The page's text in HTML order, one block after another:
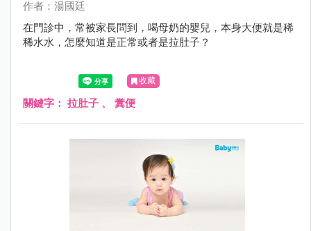
作者：湯國廷
在門診中，常被家長問到，喝母奶的嬰兒，本身大便就是稀
稀水水，怎麼知道是正常或者是拉肚子？
收藏
關鍵字： 拉肚子 、 糞便